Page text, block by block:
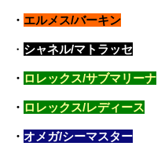
・ エルメス/バーキン
・ シャネル/マトラッセ
・ ロレックス/サブマリーナ
・ ロレックス/レディース
・ オメガ/シーマスター